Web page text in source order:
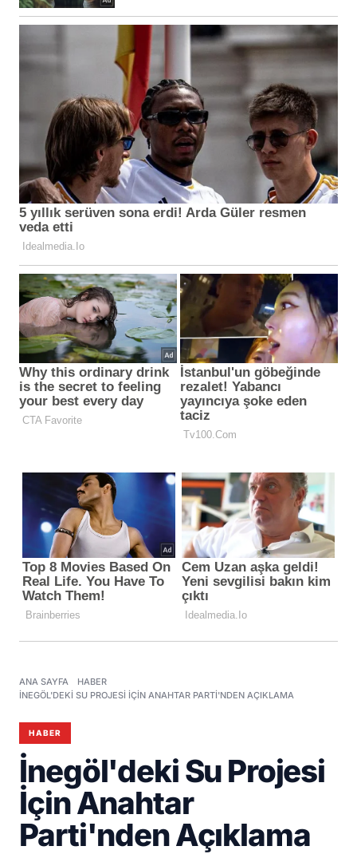
ANA SAYFA
HABER
İNEGÖL'DEKI SU PROJESI İÇIN ANAHTAR PARTI'NDEN AÇIKLAMA
HABER
İnegöl'deki Su Projesi
İçin Anahtar
Parti'nden Açıklama